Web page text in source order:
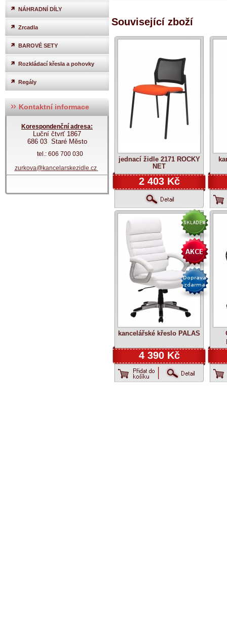
NÁHRADNÍ DÍLY
Zrcadla
BAROVÉ SETY
Rozkládací křesla a pohovky
Regály
Kontaktní informace
Korespondenční adresa:
Luční čtvrť 1867
686 03 Staré Město
tel.: 606 700 030
zurkova@kancelarskezidle.cz
Související zboží
jednací židle 2171 ROCKY
NET
2 403 Kč
kancelářské křeslo PALAS
4 390 Kč